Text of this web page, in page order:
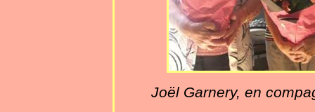
Joël Garnery, en